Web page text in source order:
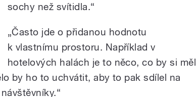
sochy než svítidla.“
„Často jde o přidanou hodnotu
k vlastnímu prostoru. Například v
hotelových halách je to něco, co by si měl
by ho to uchvátit, aby to pak sdílel na